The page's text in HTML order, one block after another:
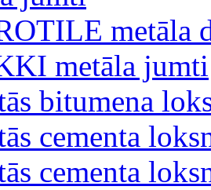
metāla
metāla jumti
bitumena
cementa
cementa